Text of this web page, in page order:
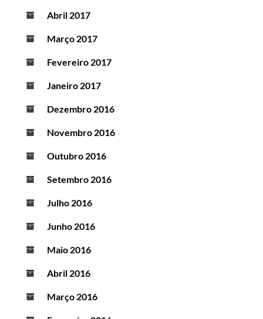
Abril 2017
Março 2017
Fevereiro 2017
Janeiro 2017
Dezembro 2016
Novembro 2016
Outubro 2016
Setembro 2016
Julho 2016
Junho 2016
Maio 2016
Abril 2016
Março 2016